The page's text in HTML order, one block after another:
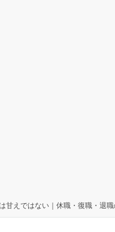
甘えではない｜休職・復職・退